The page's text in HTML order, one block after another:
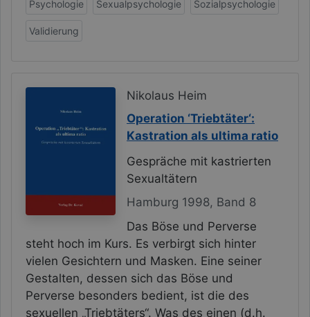
Psychologie Sexualpsychologie Sozialpsychologie
Validierung
Nikolaus Heim
Operation ‘Triebtäter‘:
Kastration als ultima ratio
Gespräche mit kastrierten
Sexualtätern
Hamburg 1998, Band 8
Das Böse und Perverse
steht hoch im Kurs. Es verbirgt sich hinter
vielen Gesichtern und Masken. Eine seiner
Gestalten, dessen sich das Böse und
Perverse besonders bedient, ist die des
sexuellen „Triebtäters“. Was des einen (d.h.